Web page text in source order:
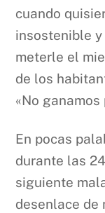
cuando
insostenible
meterle el
de los
«No
En pocas
durante las
siguiente
desenlace de